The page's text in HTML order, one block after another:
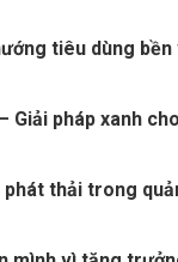
tiêu dùng bền
Giải pháp xanh
phát thải trong